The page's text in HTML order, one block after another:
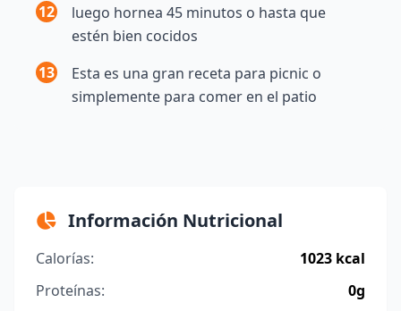
12
luego hornea 45 minutos o hasta que
estén bien cocidos
13
Esta es una gran receta para picnic o
simplemente para comer en el patio
Información Nutricional
Calorías:
1023 kcal
Proteínas:
0g